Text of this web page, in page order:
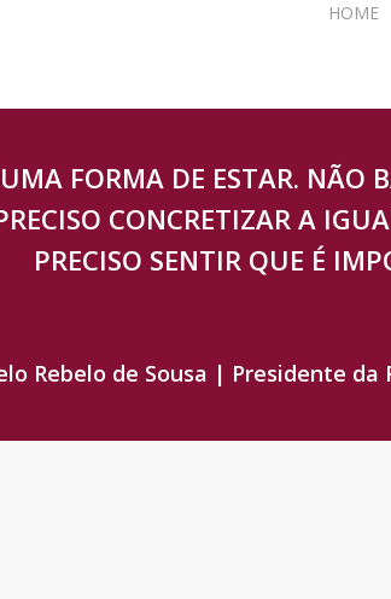
HOME
FORMA DE ESTAR. NÃO
CONCRETIZAR A
PRECISO SENTIR QUE É
Rebelo de Sousa | Presidente da